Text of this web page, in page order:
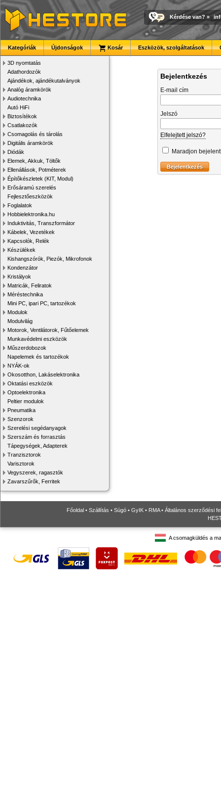
Kérdése van? »
Kategóriák Újdonságok Kosár Eszközök, szolgáltatások
3D nyomtatás
Adathordozók
Ajándékok, ajándékutalványok
Analóg áramkörök
Audiotechnika
Autó HiFi
Biztosítékok
Csatlakozók
Csomagolás és tárolás
Digitális áramkörök
Diódák
Elemek, Akkuk, Töltők
Ellenállások, Potméterek
Építőkészletek (KIT, Modul)
Erősáramú szerelés
Fejlesztőeszközök
Foglalatok
Hobbielektronika.hu
Induktivitás, Transzformátor
Kábelek, Vezetékek
Kapcsolók, Relék
Készülékek
Kishangszórók, Piezók, Mikrofonok
Kondenzátor
Kristályok
Matricák, Feliratok
Méréstechnika
Mini PC, ipari PC, tartozékok
Modulok
Modulvilág
Motorok, Ventilátorok, Fűtőelemek
Munkavédelmi eszközök
Műszerdobozok
Napelemek és tartozékok
NYÁK-ok
Okosotthon, Lakáselektronika
Oktatási eszközök
Optoelektronika
Peltier modulok
Pneumatika
Szenzorok
Szerelési segédanyagok
Szerszám és forrasztás
Tápegységek, Adapterek
Tranzisztorok
Varisztorok
Vegyszerek, ragasztók
Zavarszűrők, Ferritek
Bejelentkezés
E-mail cím
Jelszó
Elfelejtett jelszó?
Maradjon
Főoldal • Szállítás • Súgó • GyIK • RMA• Általános szerződési
A csomagküldés a